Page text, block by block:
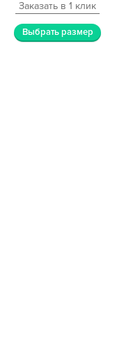
Заказать в 1 клик
Выбрать размер